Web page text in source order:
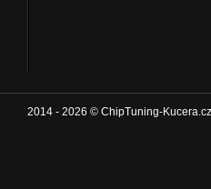
2014 - 2026 © ChipTuning-